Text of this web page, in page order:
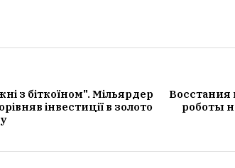
з біткоїном". Мільярдер
інвестиції в золото
роботы